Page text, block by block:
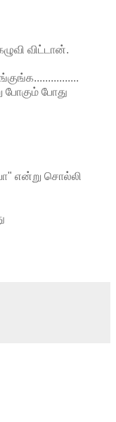
விட்டான்.
போது
என்று சொல்லி